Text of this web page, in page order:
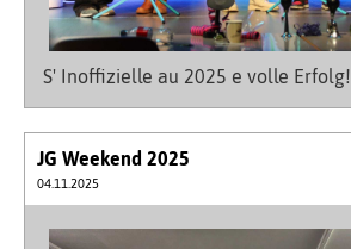
S' Inoffizielle au 2025 e volle Erfolg!
JG Weekend 2025
04.11.2025